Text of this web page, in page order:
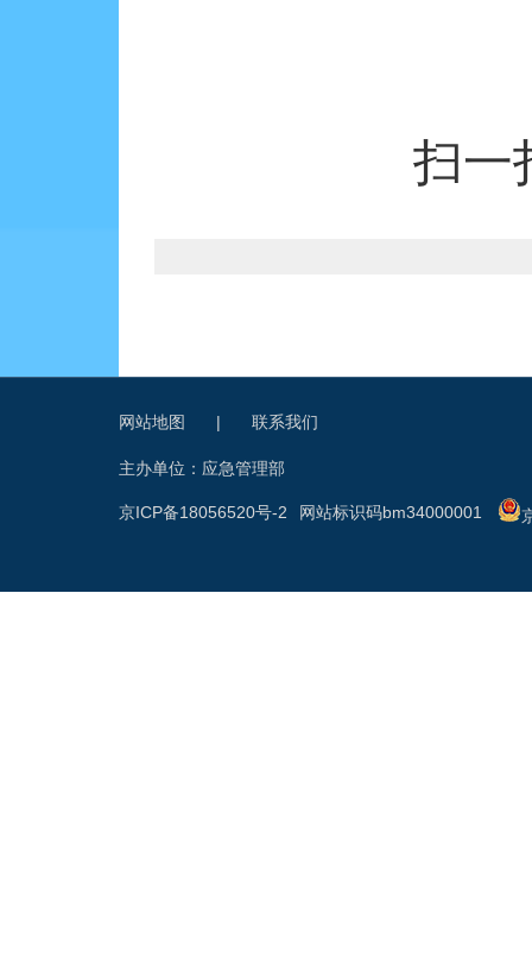
扫一
网站地图 | 联系我们
主办单位：应急管理部
网站标识码bm34000001
京ICP备18056520号-2